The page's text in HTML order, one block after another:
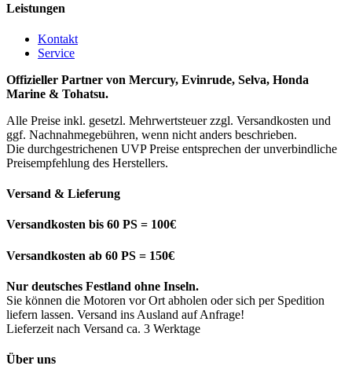
Leistungen
Kontakt
Service
Offizieller Partner von Mercury, Evinrude, Selva, Honda
Marine & Tohatsu.
Alle Preise inkl. gesetzl. Mehrwertsteuer zzgl. Versandkosten und
ggf. Nachnahmegebühren, wenn nicht anders beschrieben.
Die durchgestrichenen UVP Preise entsprechen der unverbindliche
Preisempfehlung des Herstellers.
Versand & Lieferung
Versandkosten bis 60 PS = 100€
Versandkosten ab 60 PS = 150€
Nur deutsches Festland ohne Inseln.
Sie können die Motoren vor Ort abholen oder sich per Spedition
liefern lassen. Versand ins Ausland auf Anfrage!
Lieferzeit nach Versand ca. 3 Werktage
Über uns